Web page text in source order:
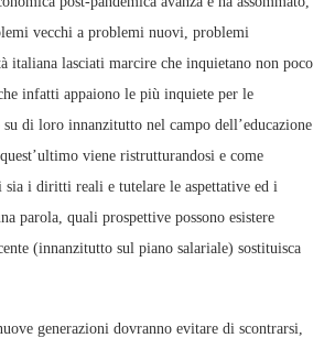
vecchi a problemi nuovi, problemi
italiana lasciati marcire che inquietano non poco
infatti appaiono le più inquiete per le
di loro innanzitutto nel campo dell’educazione
viene ristrutturandosi e come
sia i diritti reali e tutelare le aspettative ed i
parola, quali prospettive possono esistere
(innanzitutto sul piano salariale) sostituisca
generazioni dovranno evitare di scontrarsi,